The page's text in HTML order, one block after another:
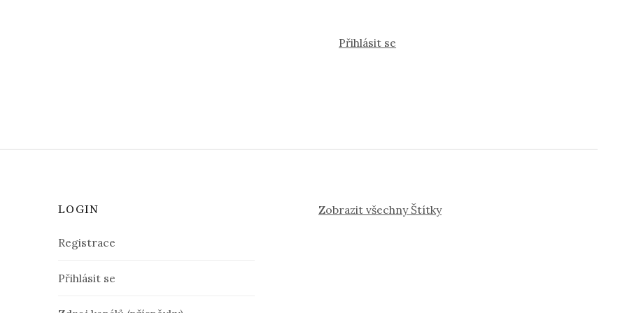
Přihlásit se
LOGIN
Registrace
Přihlásit se
Zobrazit všechny Štítky